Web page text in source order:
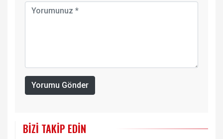
Yorumu Gönder
BIZI TAKIP EDIN